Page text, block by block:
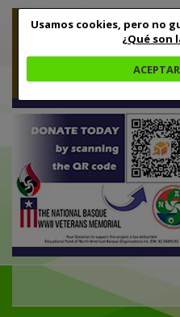
Usamos cookies, pero no
¿Qué son